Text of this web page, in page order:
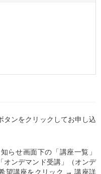
タンをクリックしてお申し込
らせ画面下の「講座一覧」
オンデマンド受講」（オンデ
望講座をクリック → 講座詳